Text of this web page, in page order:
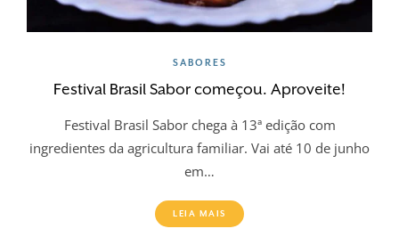
SABORES
Festival Brasil Sabor começou. Aproveite!
Festival Brasil Sabor chega à 13ª edição com
ingredientes da agricultura familiar. Vai até 10 de junho
em…
LEIA MAIS